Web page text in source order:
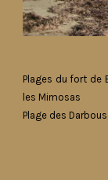
Plages du fort de
les Mimosas
Plage des